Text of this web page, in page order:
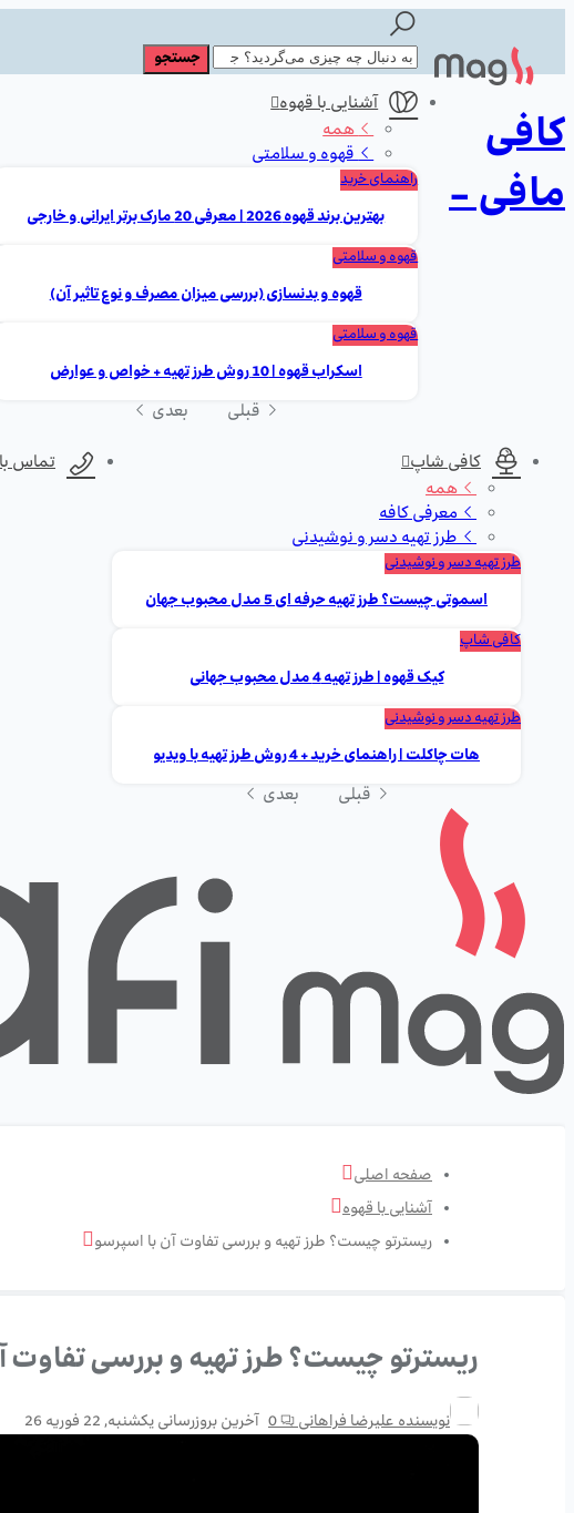
کافی
مافی -
آشنایی با قهوه
همه
قهوه و سلامتی
راهنمای خرید
بهترین برند قهوه 2026 | معرفی 20 مارک برتر ایرانی و خارجی
قهوه و سلامتی
قهوه و بدنسازی (بررسی میزان مصرف و نوع تاثیر آن)
قهوه و سلامتی
اسکراب قهوه | 10 روش طرز تهیه + خواص و عوارض
قبلی بعدی
کافی شاپ
همه
معرفی کافه
طرز تهیه دسر و نوشیدنی
طرز تهیه دسر و نوشیدنی
اسموتی چیست؟ طرز تهیه حرفه ای 5 مدل محبوب جهان
کافی شاپ
کیک قهوه | طرز تهیه 4 مدل محبوب جهانی
طرز تهیه دسر و نوشیدنی
هات چاکلت | راهنمای خرید + 4 روش طرز تهیه با ویدیو
قبلی بعدی
تماس
صفحه اصلی
آشنایی با قهوه
ریسترتو چیست؟ طرز تهیه و بررسی تفاوت آن با اسپرسو
ریسترتو چیست؟ طرز تهیه و بررسی تفاوت
نویسندهعلیرضا فراهانی 0 آخرین بروزرسانییکشنبه, 22 فوریه 26